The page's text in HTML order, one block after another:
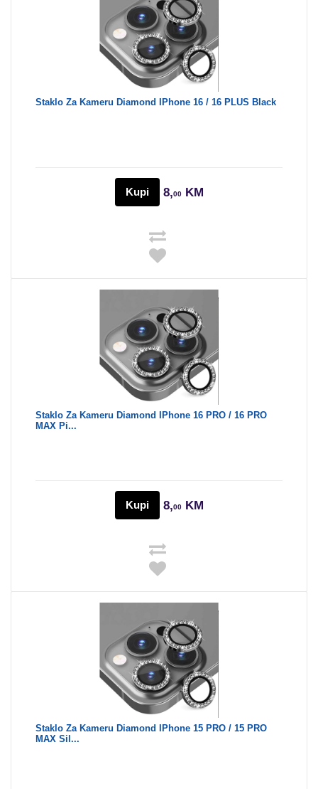
Staklo Za Kameru Diamond IPhone 16 / 16 PLUS Black
Kupi 8,00KM
Staklo Za Kameru Diamond IPhone 16 PRO / 16 PRO
MAX Pi...
Kupi 8,00KM
Staklo Za Kameru Diamond IPhone 15 PRO / 15 PRO
MAX Sil...